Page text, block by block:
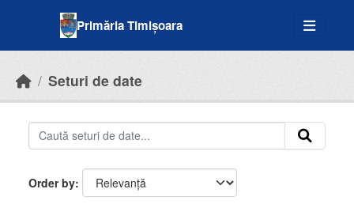
Primăria Timișoara
Seturi de date
Order by